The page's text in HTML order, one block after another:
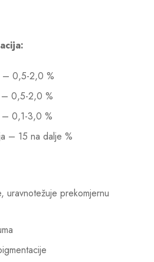
– 0,5-2,0 %
– 0,5-2,0 %
– 0,1-3,0 %
– 15 na dalje %
uravnotežuje prekomjernu